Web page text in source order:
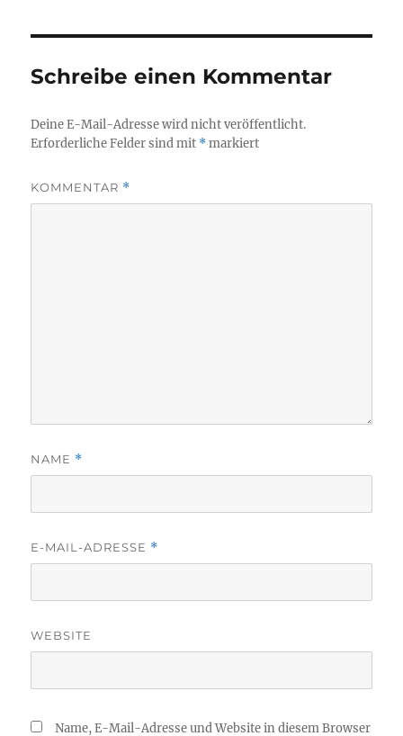
Schreibe einen Kommentar
Deine E-Mail-Adresse wird nicht veröffentlicht.
Erforderliche Felder sind mit *markiert
KOMMENTAR *
NAME *
E-MAIL-ADRESSE *
WEBSITE
Name, E-Mail-Adresse und Website in diesem Browser